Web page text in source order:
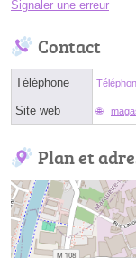
Signaler une erreur
Contact
Téléphone
Site web
Plan et